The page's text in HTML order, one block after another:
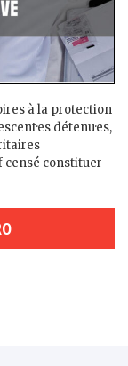
à la protection
détenu·es,
censé constituer